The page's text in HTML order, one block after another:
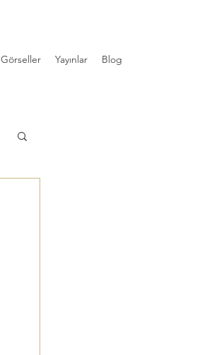
Görseller Yayınlar Blog